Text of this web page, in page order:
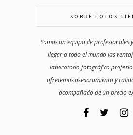
SOBRE FOTOS
Somos un equipo de profesionales
llegar a todo el mundo las
laboratorio fotográfico
ofrecemos asesoramiento y
acompañado de un precio